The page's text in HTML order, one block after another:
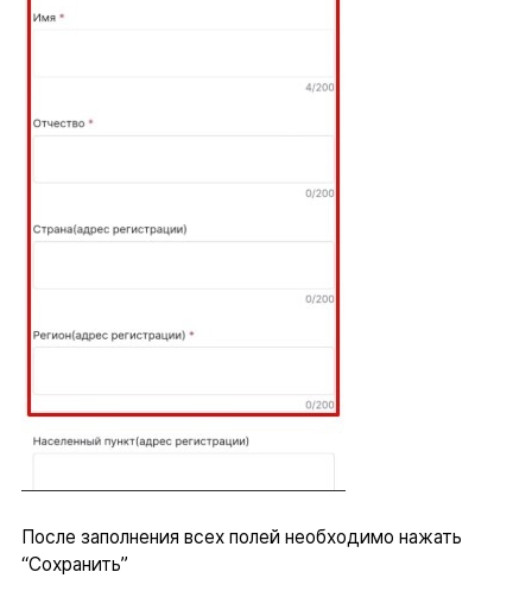
После заполнения всех полей необходимо нажать
“Сохранить”